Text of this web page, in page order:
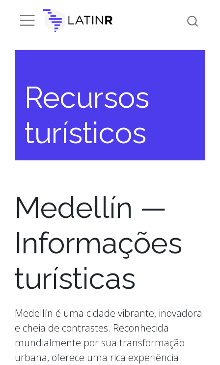
Recursos
turísticos
Medellín —
Informações
turísticas
Medellín é uma cidade vibrante, inovadora
e cheia de contrastes. Reconhecida
mundialmente por sua transformação
urbana, oferece uma rica experiência